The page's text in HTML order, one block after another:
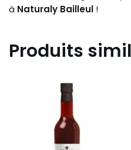
à Naturaly Bailleul !
Produits